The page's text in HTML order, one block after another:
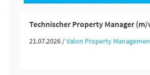
Technischer Property Manager
21.07.2026 /Valon Property